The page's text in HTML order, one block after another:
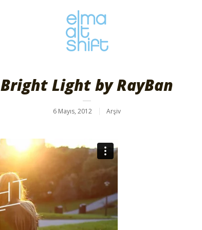
Bright Light by RayBan
6 Mayıs, 2012 Arşiv